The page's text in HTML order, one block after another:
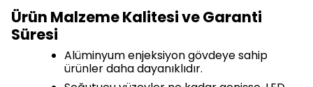
Ürün Malzeme Kalitesi ve Garanti
Süresi
Alüminyum enjeksiyon gövdeye sahip
ürünler daha dayanıklıdır.